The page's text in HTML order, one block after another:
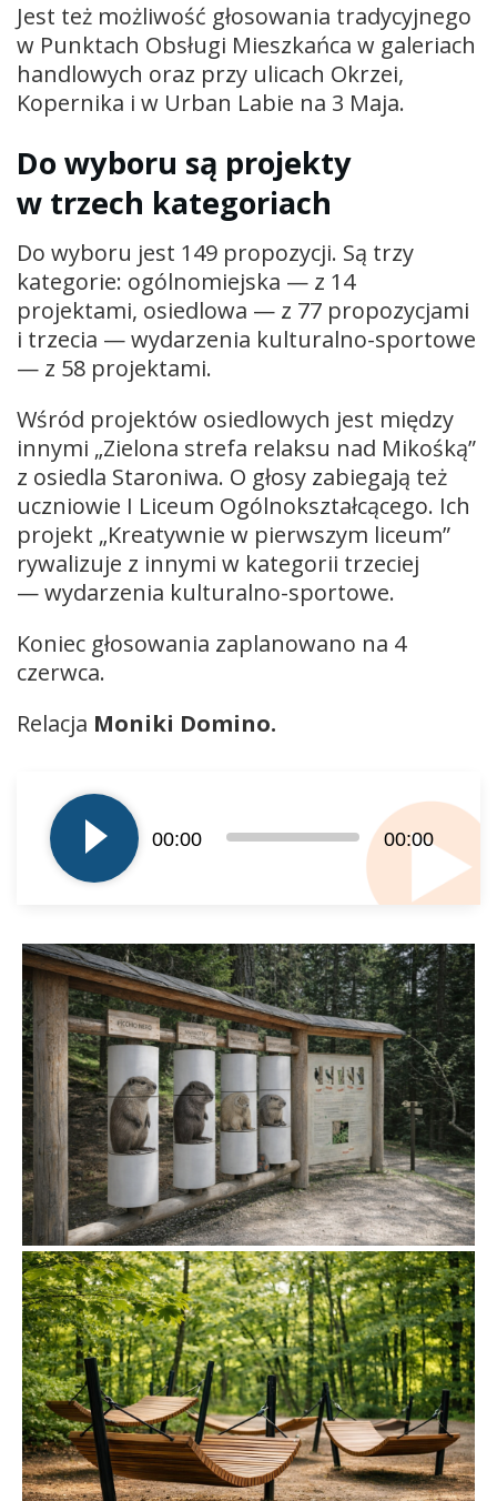
Jest też możliwość głosowania tradycyjnego
w Punktach Obsługi Mieszkańca w galeriach
handlowych oraz przy ulicach Okrzei,
Kopernika i w Urban Labie na 3 Maja.
Do wyboru są projekty
w trzech kategoriach
Do wyboru jest 149 propozycji. Są trzy
kategorie: ogólnomiejska — z 14
projektami, osiedlowa — z 77 propozycjami
i trzecia — wydarzenia kulturalno-sportowe
— z 58 projektami.
Wśród projektów osiedlowych jest między
innymi „Zielona strefa relaksu nad Mikośką”
z osiedla Staroniwa. O głosy zabiegają też
uczniowie I Liceum Ogólnokształcącego. Ich
projekt „Kreatywnie w pierwszym liceum”
rywalizuje z innymi w kategorii trzeciej
— wydarzenia kulturalno-sportowe.
Koniec głosowania zaplanowano na 4
czerwca.
Relacja Moniki Domino.
plików
dźwiękowych
00:00 00:00